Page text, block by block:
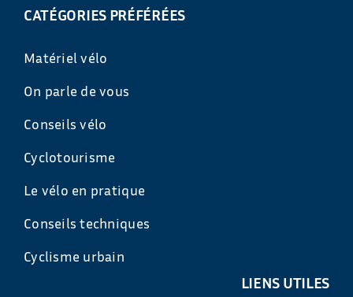
CATÉGORIES PRÉFÉRÉES
Matériel vélo
On parle de vous
Conseils vélo
Cyclotourisme
Le vélo en pratique
Conseils techniques
Cyclisme urbain
LIENS UTILES